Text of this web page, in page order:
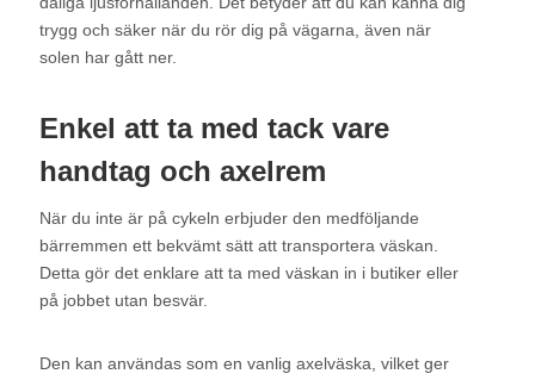
trygg och säker när du rör dig på vägarna, även när
solen har gått ner.
Enkel att ta med tack vare
handtag och axelrem
När du inte är på cykeln erbjuder den medföljande
bärremmen ett bekvämt sätt att transportera väskan.
Detta gör det enklare att ta med väskan in i butiker eller
på jobbet utan besvär.
Den kan användas som en vanlig axelväska, vilket ger